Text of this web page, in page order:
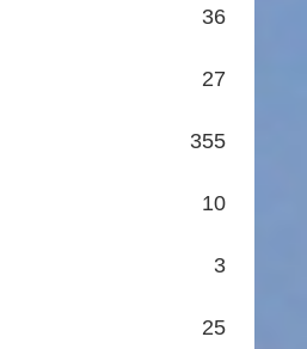
36
27
355
10
3
25